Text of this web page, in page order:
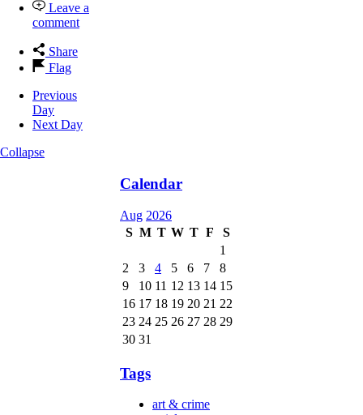
Leave a
comment
Share
Flag
Previous
Day
Next Day
Collapse
Calendar
Aug 2026
S M T W T F
S
1
2
3 4 5 6 7
8
9
10 11 12 13 14 15
16 17 18 19 20 21 22
23 24 25 26 27 28 29
30 31
Tags
art & crime